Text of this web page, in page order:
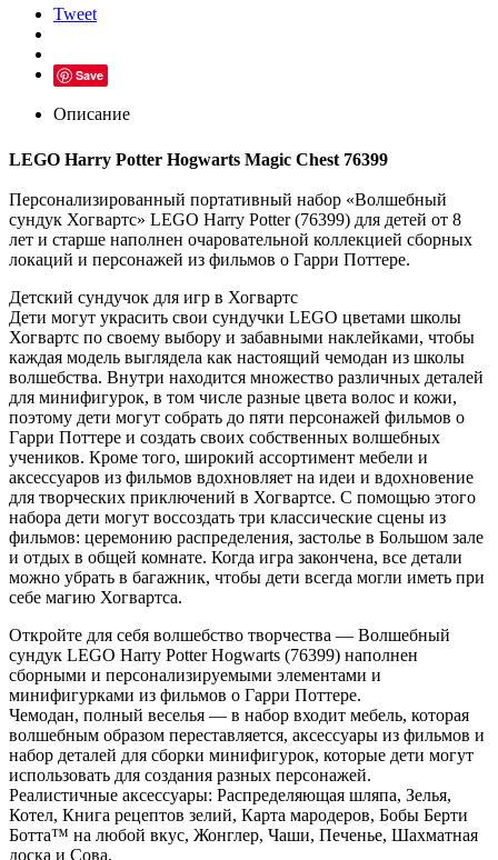
Tweet
Save
Описание
LEGO Harry Potter Hogwarts Magic Chest 76399
Персонализированный портативный набор «Волшебный
сундук Хогвартс» LEGO Harry Potter (76399) для детей от 8
лет и старше наполнен очаровательной коллекцией сборных
локаций и персонажей из фильмов о Гарри Поттере.
Детский сундучок для игр в Хогвартс
Дети могут украсить свои сундучки LEGO цветами школы
Хогвартс по своему выбору и забавными наклейками, чтобы
каждая модель выглядела как настоящий чемодан из школы
волшебства. Внутри находится множество различных деталей
для минифигурок, в том числе разные цвета волос и кожи,
поэтому дети могут собрать до пяти персонажей фильмов о
Гарри Поттере и создать своих собственных волшебных
учеников. Кроме того, широкий ассортимент мебели и
аксессуаров из фильмов вдохновляет на идеи и вдохновение
для творческих приключений в Хогвартсе. С помощью этого
набора дети могут воссоздать три классические сцены из
фильмов: церемонию распределения, застолье в Большом зале
и отдых в общей комнате. Когда игра закончена, все детали
можно убрать в багажник, чтобы дети всегда могли иметь при
себе магию Хогвартса.
Откройте для себя волшебство творчества — Волшебный
сундук LEGO Harry Potter Hogwarts (76399) наполнен
сборными и персонализируемыми элементами и
минифигурками из фильмов о Гарри Поттере.
Чемодан, полный веселья — в набор входит мебель, которая
волшебным образом переставляется, аксессуары из фильмов и
набор деталей для сборки минифигурок, которые дети могут
использовать для создания разных персонажей.
Реалистичные аксессуары: Распределяющая шляпа, Зелья,
Котел, Книга рецептов зелий, Карта мародеров, Бобы Берти
Ботта™ на любой вкус, Жонглер, Чаши, Печенье, Шахматная
доска и Сова.